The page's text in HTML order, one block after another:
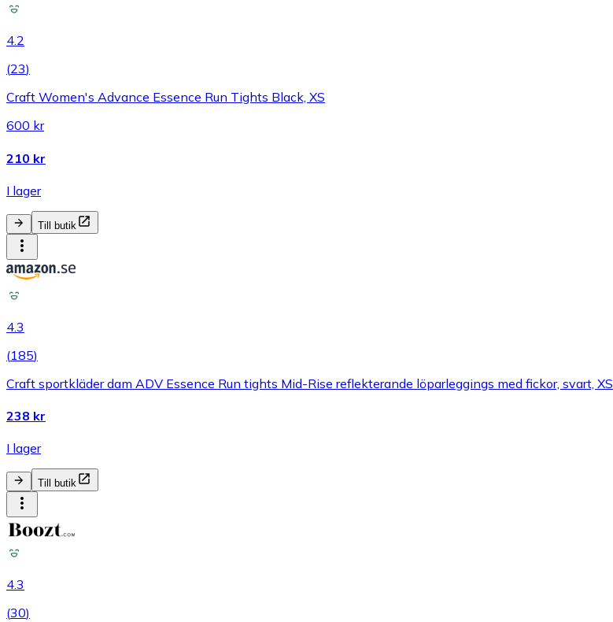
4.2
(23)
Craft Women's Advance Essence Run Tights Black, XS
600 kr
210 kr
I lager
Till butik
4.3
(185)
Craft sportkläder dam ADV Essence Run tights Mid-Rise reflekterande löparleggings med fickor, svart, XS
238 kr
I lager
Till butik
4.3
(30)